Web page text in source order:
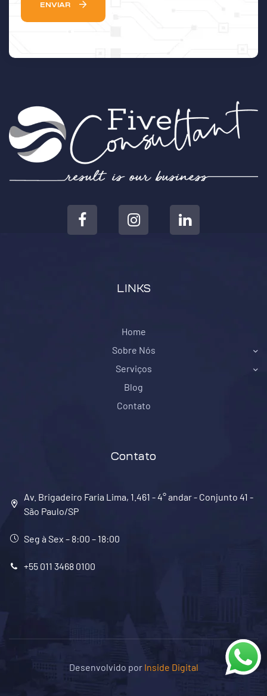
ENVIAR
LINKS
Home
Sobre Nós
Serviços
Blog
Contato
Contato
Av. Brigadeiro Faria Lima, 1.461 - 4° andar - Conjunto 41 -
São Paulo/SP
Seg à Sex – 8:00 – 18:00
+55 011 3468 0100
Desenvolvido por Inside Digital